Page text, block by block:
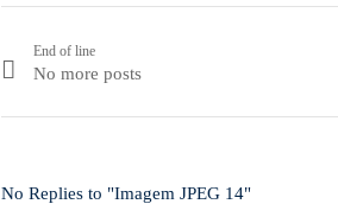
End of line
No more posts
No Replies to "Imagem JPEG 14"